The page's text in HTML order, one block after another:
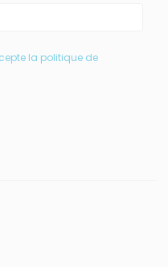
la politique de